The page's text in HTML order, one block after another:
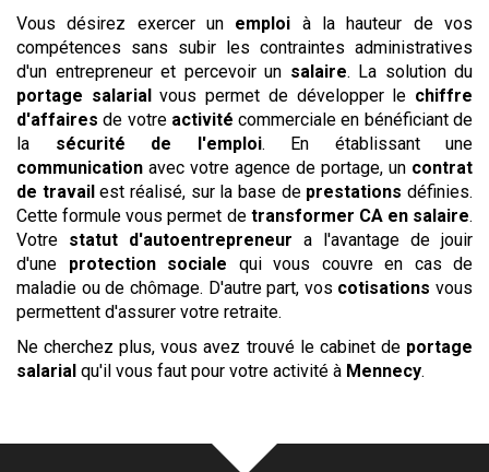
Vous désirez exercer un emploi à la hauteur de vos
compétences sans subir les contraintes administratives
d'un entrepreneur et percevoir un salaire. La solution du
portage salarialvous permet de développer le chiffre
d'affaires de votre activitécommerciale en bénéficiant de
la sécurité de l'emploi. En établissant une
communication avec votre agence de portage, un contrat
de travailest réalisé, sur la base de prestations définies.
Cette formule vous permet de transformer CA en salaire.
Votre statut d'autoentrepreneur a l'avantage de jouir
d'une protection sociale qui vous couvre en cas de
maladie ou de chômage. D'autre part, vos cotisations vous
permettent d'assurer votre retraite.
Ne cherchez plus, vous avez trouvé le cabinet de portage
salarial qu'il vous faut pour votre activité à Mennecy.